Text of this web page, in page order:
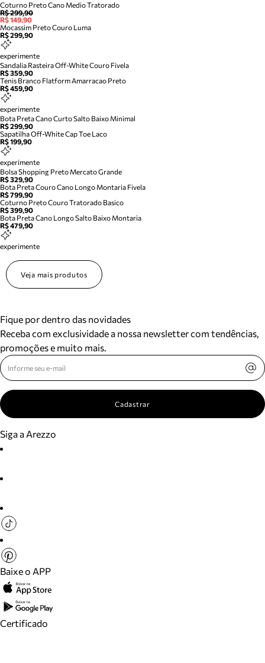
Coturno Preto Cano Medio Tratorado
R$ 299,90
R$ 149,90
Mocassim Preto Couro Luma
R$ 299,90
experimente
Sandalia Rasteira Off-White Couro Fivela
R$ 359,90
Tenis Branco Flatform Amarracao Preto
R$ 459,90
experimente
Bota Preta Cano Curto Salto Baixo Minimal
R$ 299,90
Sapatilha Off-White Cap Toe Laco
R$ 199,90
experimente
Bolsa Shopping Preto Mercato Grande
R$ 329,90
Bota Preta Couro Cano Longo Montaria Fivela
R$ 799,90
Coturno Preto Couro Tratorado Basico
R$ 399,90
Bota Preta Cano Longo Salto Baixo Montaria
R$ 479,90
experimente
Veja mais produtos
Fique por dentro das novidades
Receba com exclusividade a nossa newsletter com tendências,
promoções e muito mais.
Cadastrar
Siga a Arezzo
Baixe o APP
Certificado